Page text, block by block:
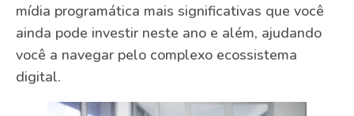
mídia programática mais significativas que você
ainda pode investir neste ano e além, ajudando
você a navegar pelo complexo ecossistema
digital.